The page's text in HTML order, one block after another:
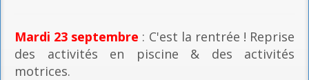
Mardi 23 septembre : C'est la rentrée ! Reprise
des activités en piscine & des activités
motrices.